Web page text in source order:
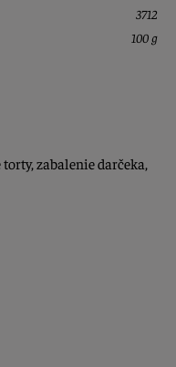
3712
100 g
zabalenie darčeka,